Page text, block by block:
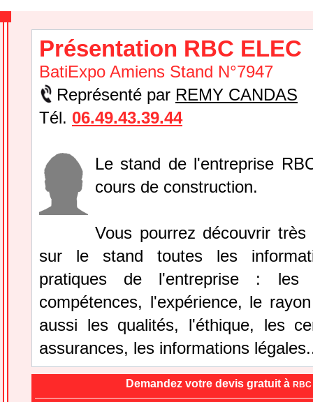
Présentation RBC ELEC
BatiExpo Amiens Stand N°7947
Représenté par REMY CANDAS
Tél. 06.49.43.39.44
Le stand de l'entreprise
cours de construction.
Vous pourrez découvrir très
sur le stand toutes les
pratiques de l'entreprise : les
compétences, l'expérience, le
aussi les qualités, l'éthique, les
assurances, les informations
Demandez votre devis gratuit à